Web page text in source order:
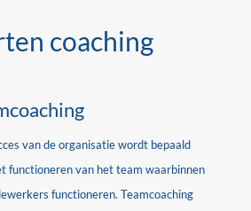
coaching
van de organisatie wordt bepaald
functioneren van het team waarbinnen
functioneren. Teamcoaching